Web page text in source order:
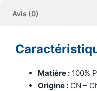
Avis (0)
Matière : 100%
Origine : CN –